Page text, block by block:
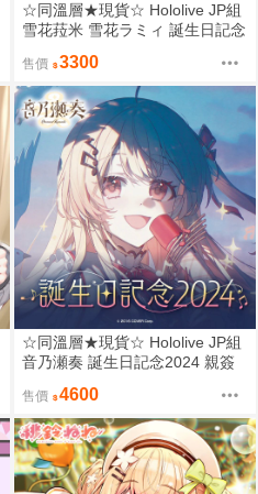
☆同溫層★現貨☆ Hololive JP組
雪花菈米 雪花ラミィ 誕生日記念
售價 3300
☆同溫層★現貨☆ Hololive JP組
音乃瀬奏 誕生日記念2024 親簽
售價 4600